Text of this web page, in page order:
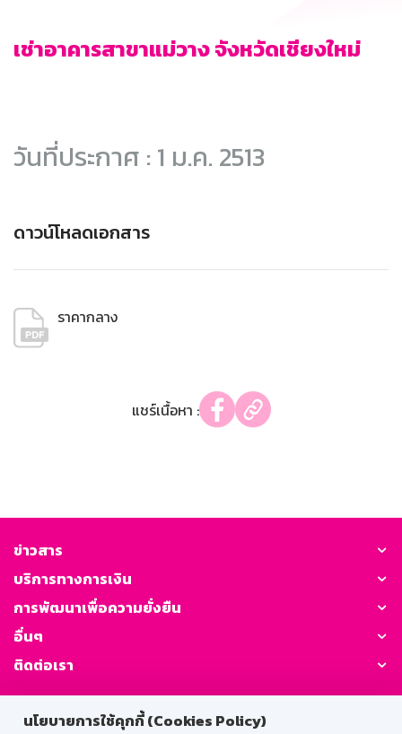
นโยบายการใช้คุกกี้ (Cookies Policy)
เช่าอาคารสาขาแม่วาง จังหวัดเชียงใหม่
วันที่ประกาศ : 1 ม.ค. 2513
ดาวน์โหลดเอกสาร
ราคากลาง
แชร์เนื้อหา :
ข่าวสาร
บริการทางการเงิน
การพัฒนาเพื่อความยั่งยืน
อื่นๆ
ติดต่อเรา
GSB Society: